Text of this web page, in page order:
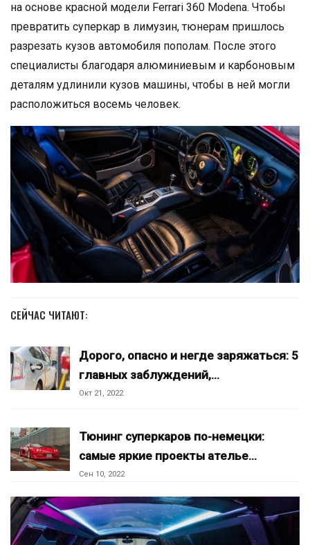
на основе красной модели Ferrari 360 Modena. Чтобы
превратить суперкар в лимузин, тюнерам пришлось
разрезать кузов автомобиля пополам. После этого
специалисты благодаря алюминиевым и карбоновым
деталям удлинили кузов машины, чтобы в ней могли
расположиться восемь человек.
СЕЙЧАС ЧИТАЮТ:
Дорого, опасно и негде заряжаться: 5
главных заблуждений,…
Окт 21, 2022
Тюнинг суперкаров по-немецки:
самые яркие проекты ателье…
Сен 10, 2022